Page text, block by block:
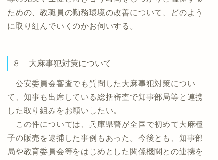
ための、教職員の勤務環境の改善について、どのよう
に取り組んでいくのかお伺いする。
８ 大麻事犯対策について
公安委員会審査でも質問した大麻事犯対策につい
て、知事も出席している総括審査で知事部局等と連携
した取り組みをお願いしたい。
この件については、兵庫県警が全国で初めて大麻種
子の販売を逮捕した事例もあった。今後とも、知事部
局や教育委員会等をはじめとした関係機関との連携を